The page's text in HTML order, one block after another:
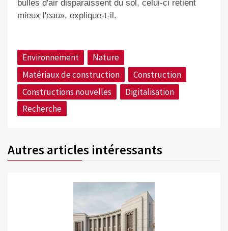
bulles d'air disparaissent du sol, celui-ci retient
mieux l'eau», explique-t-il.
Environnement
Nature
Matériaux de construction
Construction
Constructions nouvelles
Digitalisation
Recherche
Autres articles intéressants